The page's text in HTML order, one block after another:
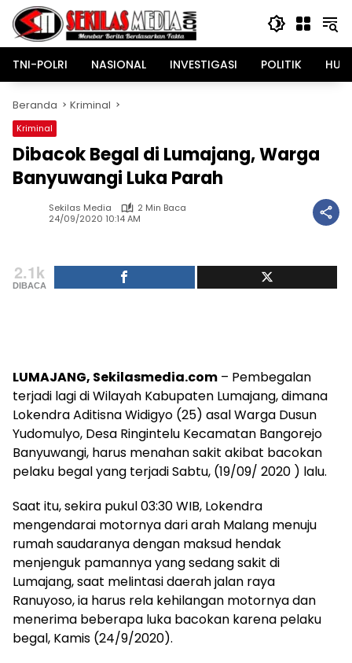
Langsung
konten
TNI-POLRI
NASIONAL INVESTIGASI POLITIK
Beranda Kriminal
Kriminal
Dibacok Begal di Lumajang, Warga
Banyuwangi Luka Parah
Sekilas Media
2 Min Baca
24/09/2020 10:14 AM
2.1k
DIBACA
LUMAJANG, Sekilasmedia.com – Pembegalan
terjadi lagi di Wilayah Kabupaten Lumajang, dimana
Lokendra Aditisna Widigyo (25) asal Warga Dusun
Yudomulyo, Desa Ringintelu Kecamatan Bangorejo
Banyuwangi, harus menahan sakit akibat bacokan
pelaku begal yang terjadi Sabtu, (19/09/ 2020 ) lalu.
Saat itu, sekira pukul 03:30 WIB, Lokendra
mengendarai motornya dari arah Malang menuju
rumah saudaranya dengan maksud hendak
menjenguk pamannya yang sedang sakit di
Lumajang, saat melintasi daerah jalan raya
Ranuyoso, ia harus rela kehilangan motornya dan
menerima beberapa luka bacokan karena pelaku
begal, Kamis (24/9/2020).